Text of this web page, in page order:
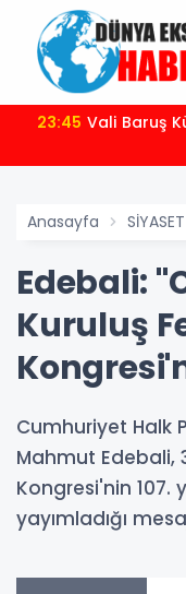
23:45
Anasayfa SİYASET
Edebali:
Kuruluş
Cumhuriyet Halk
Mahmut Edebali,
Kongresi'nin 107.
yayımladığı